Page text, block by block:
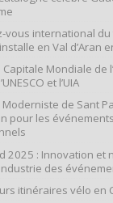
vous international
en Val d’Aran
Mondiale de
et l’UIA
Moderniste de Sant
pour les événements
2025 : Innovation et
des
itinéraires vélo en